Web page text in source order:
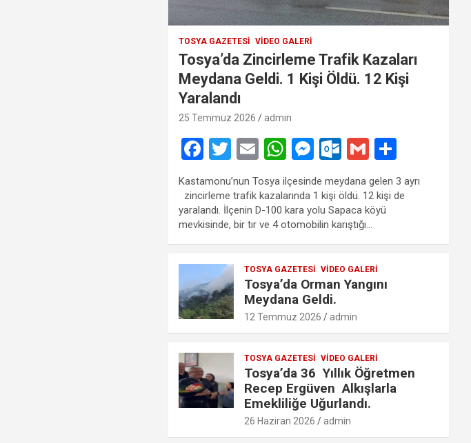
TOSYA GAZETESI VIDEO GALERI
Tosya’da Zincirleme Trafik Kazaları
Meydana Geldi. 1 Kişi Öldü. 12 Kişi
Yaralandı
25 Temmuz 2026 admin
F
ce
b
o
o
k
T
wi
tt
er
E
ail
W
at
s
A
p
p
M
es
se
n
g
er
O
ut
lo
o
k.
c
o
G
m
ail
h
ar
Kastamonu’nun Tosya ilçesinde meydana gelen 3 ayrı
zincirleme trafik kazalarında 1 kişi öldü. 12 kişi de
yaralandı. İlçenin D-100 kara yolu Sapaca köyü
mevkisinde, bir tır ve 4 otomobilin karıştığı…
TOSYA GAZETESI VIDEO GALERI
Tosya’da Orman Yangını
Meydana Geldi.
12 Temmuz 2026 admin
TOSYA GAZETESI VIDEO GALERI
Tosya’da 36 Yıllık Öğretmen
Recep Ergüven Alkışlarla
Emekliliğe Uğurlandı.
26 Haziran 2026 admin